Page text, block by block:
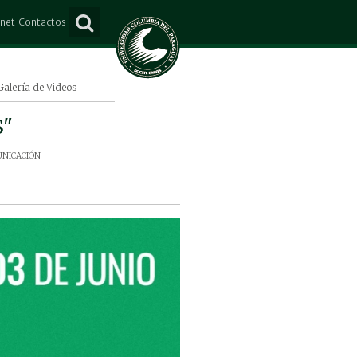
Mayo
Juan Caballero
Contactos
Suscripción
de Videos